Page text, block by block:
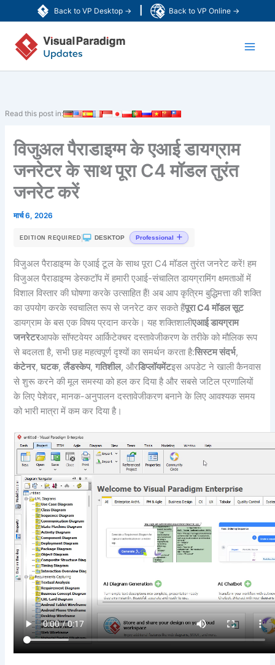
Back to VP Desktop → Back to VP Online →
to
content
Read this post in:
विजुअल पैराडाइग्म के एआई डायग्राम
जनरेटर के साथ पूरा C4 मॉडल तुरंत
जनरेट करें
मार्च 6, 2026
EDITION REQUIRED | DESKTOP Professional
विजुअल पैराडाइग्म के एआई टूल के साथ पूरा C4 मॉडल तुरंत जनरेट करें! हम
विजुअल पैराडाइग्म डेस्कटॉप में हमारी एआई-संचालित डायग्रामिंग क्षमताओं में
विशाल विस्तार की घोषणा करके उत्साहित हैं! अब आप कृत्रिम बुद्धिमत्ता की शक्ति
का उपयोग करके स्वचालित रूप से जनरेट कर सकते हैंपूरा C4 मॉडल सूट
डायग्राम के बस एक विषय प्रदान करके। यह शक्तिशालीएआई डायग्राम
जनरेटरआपके सॉफ्टवेयर आर्किटेक्चर दस्तावेजीकरण के तरीके को मौलिक रूप
से बदलता है, सभी छह महत्वपूर्ण दृश्यों का समर्थन करता है:सिस्टम संदर्भ,
कंटेनर,घटक,लैंडस्केप,गतिशील, औरडिप्लॉयमेंटइस अपडेट ने खाली कैनवास
से शुरू करने की मूल समस्या को हल कर दिया है और सबसे जटिल प्रणालियों
के लिए पेशेवर, मानक-अनुपालन दस्तावेजीकरण बनाने के लिए आवश्यक समय
को भारी मात्रा में कम कर दिया है।